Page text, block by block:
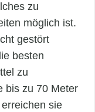
zu
möglich ist.
gestört
besten
zu
bis zu 70 Meter
sie